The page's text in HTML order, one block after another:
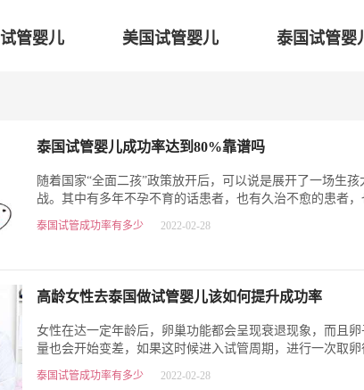
试管婴儿 美国试管婴儿 泰国试管婴
泰国试管婴儿成功率达到80%靠谱吗
随着国家“全面二孩”政策放开后，可以说是展开了一场生孩
战。其中有多年不孕不育的话患者，也有久治不愈的患者，
想生二胎的......总之，追…
泰国试管成功率有多少 2022-02-28
高龄女性去泰国做试管婴儿该如何提升成功率
女性在达一定年龄后，卵巢功能都会呈现衰退现象，而且卵
量也会开始变差，如果这时候进入试管周期，进行一次取卵
达到卵子要求标准，也无…
泰国试管成功率有多少 2022-02-28